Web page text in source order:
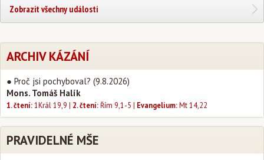
Zobrazit všechny události
ARCHIV KÁZÁNÍ
● Proč jsi pochyboval? (9.8.2026)
Mons. Tomáš Halík
1. čtení:1Král 19,9 | 2. čtení: Řím 9,1-5 | Evangelium:Mt 14,22
PRAVIDELNÉ MŠE